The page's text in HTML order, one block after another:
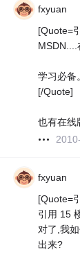
fxyuan
[Quote=
MSDN....
学习必备
[/Quote]
也有在线
fxyuan
[Quote=
引用 15
对了,我
出来?